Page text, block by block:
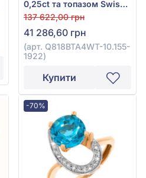
0,25ct та топазом Swiss
Blue 2,63ct із білого
золота 585°, арт.
Q818BTA4WT-10.155-1922
137 622,00 грн
41 286,60 грн
(арт. Q818BTA4WT-10.155-
1922)
Купити
-70%